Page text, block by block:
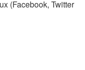
(Facebook, Twitter